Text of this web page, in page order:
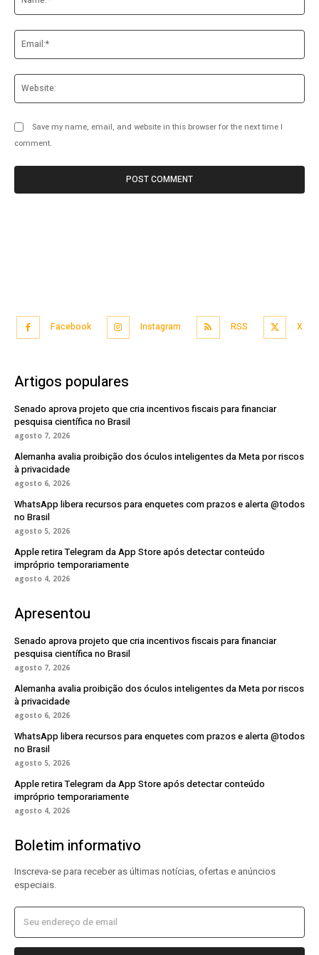
Save my name, email, and website in this browser for the next time I
comment.
Facebook Instagram RSS X
Artigos populares
Senado aprova projeto que cria incentivos fiscais para financiar
pesquisa científica no Brasil
agosto 7, 2026
Alemanha avalia proibição dos óculos inteligentes da Meta por riscos
à privacidade
agosto 6, 2026
WhatsApp libera recursos para enquetes com prazos e alerta @todos
no Brasil
agosto 5, 2026
Apple retira Telegram da App Store após detectar conteúdo
impróprio temporariamente
agosto 4, 2026
Apresentou
Senado aprova projeto que cria incentivos fiscais para financiar
pesquisa científica no Brasil
agosto 7, 2026
Alemanha avalia proibição dos óculos inteligentes da Meta por riscos
à privacidade
agosto 6, 2026
WhatsApp libera recursos para enquetes com prazos e alerta @todos
no Brasil
agosto 5, 2026
Apple retira Telegram da App Store após detectar conteúdo
impróprio temporariamente
agosto 4, 2026
Boletim informativo
Inscreva-se para receber as últimas notícias, ofertas e anúncios
especiais.